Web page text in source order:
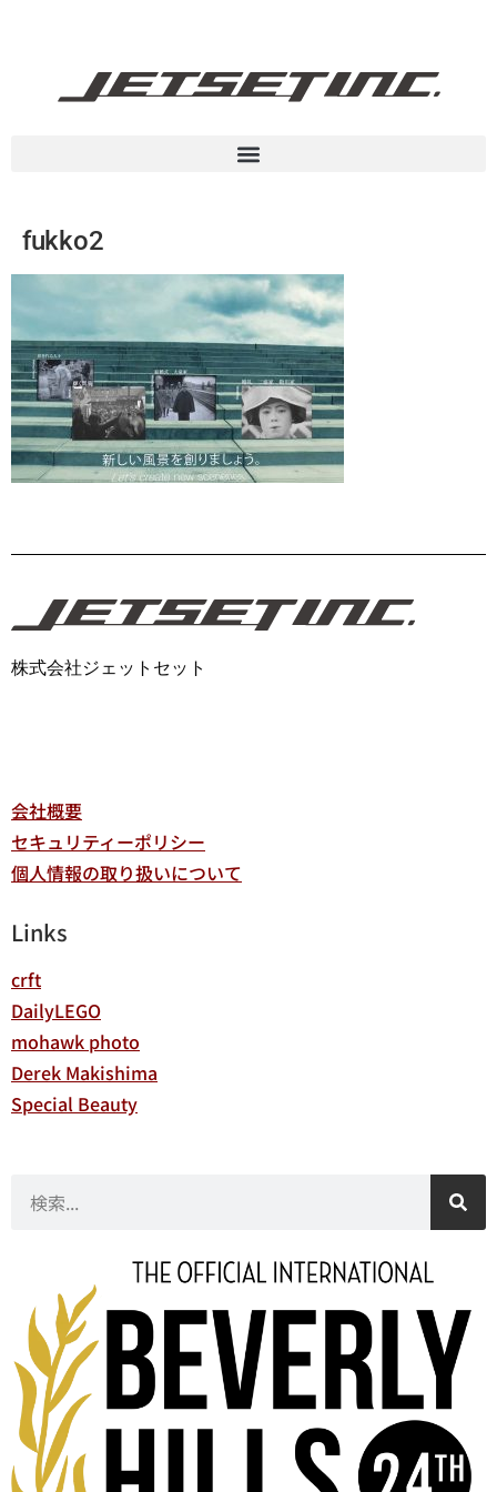
fukko2
株式会社ジェットセット
会社概要
セキュリティーポリシー
個人情報の取り扱いについて
Links
crft
DailyLEGO
mohawk photo
Derek Makishima
Special Beauty